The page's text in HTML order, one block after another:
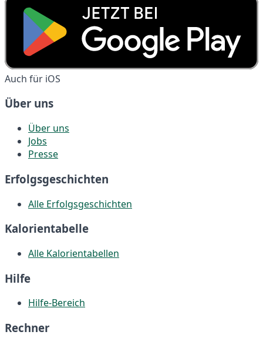
Auch für iOS
Über uns
Über uns
Jobs
Presse
Erfolgsgeschichten
Alle Erfolgsgeschichten
Kalorientabelle
Alle Kalorientabellen
Hilfe
Hilfe-Bereich
Rechner